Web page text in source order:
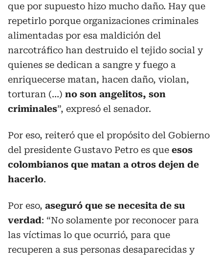
que por supuesto hizo mucho daño. Hay que
repetirlo porque organizaciones criminales
alimentadas por esa maldición del
narcotráfico han destruido el tejido social y
quienes se dedican a sangre y fuego a
enriquecerse matan, hacen daño, violan,
torturan (…) no son angelitos, son
criminales”, expresó el senador.
Por eso, reiteró que el propósito del Gobierno
del presidente Gustavo Petro es que esos
colombianos que matan a otros dejen de
hacerlo.
Por eso, aseguró que se necesita de su
verdad: “No solamente por reconocer para
las víctimas lo que ocurrió, para que
recuperen a sus personas desaparecidas y